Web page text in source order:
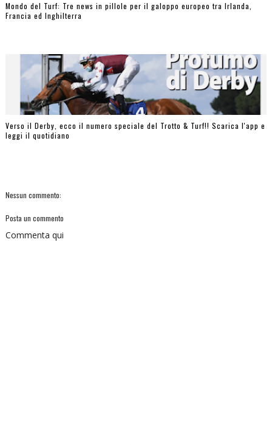
Mondo del Turf: Tre news in pillole per il galoppo europeo tra Irlanda,
Francia ed Inghilterra
Verso il Derby, ecco il numero speciale del Trotto & Turf!! Scarica l'app e
leggi il quotidiano
Nessun commento:
Posta un commento
Commenta qui